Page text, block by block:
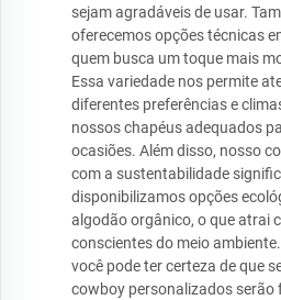
sejam agradáveis de usar.
oferecemos opções técnicas
quem busca um toque mais
Essa variedade nos permite
diferentes preferências e
nossos chapéus adequados
ocasiões. Além disso, nosso
com a sustentabilidade
disponibilizamos opções
algodão orgânico, o que atrai
conscientes do meio ambiente.
você pode ter certeza de que
cowboy personalizados serão